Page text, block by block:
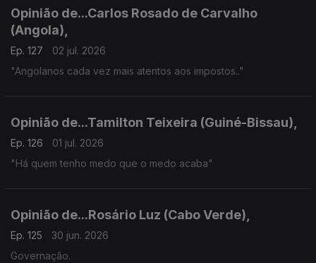
Opinião de...Carlos Rosado de Carvalho
(Angola),
Ep. 127
02 jul. 2026
"Angolanos cada vez mais atentos aos impostos.."
Opinião de...Tamilton Teixeira (Guiné-Bissau),
Ep. 126
01 jul. 2026
"Há quem tenho medo que o medo acaba"
Opinião de...Rosário Luz (Cabo Verde),
Ep. 125
30 jun. 2026
Governação.